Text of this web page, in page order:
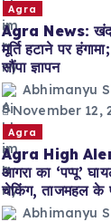
Agra
Agra News:
मूर्ति हटाने पर
सौंपा ज्ञापन
Abhimanyu
November 12,
Agra
Agra High
आगरा का ‘पप्पू’
चेकिंग, ताजमहल के
Abhimanyu